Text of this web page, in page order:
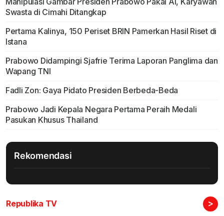
Swasta di Cimahi Ditangkap
Pertama Kalinya, 150 Periset BRIN Pamerkan Hasil Riset di
Istana
Prabowo Didampingi Sjafrie Terima Laporan Panglima dan
Wapang TNI
Fadli Zon: Gaya Pidato Presiden Berbeda-Beda
Prabowo Jadi Kepala Negara Pertama Peraih Medali
Pasukan Khusus Thailand
Rekomendasi
Republika TV >